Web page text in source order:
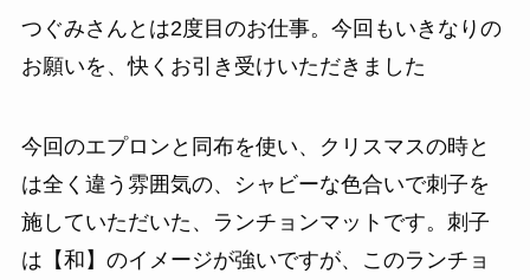
つぐみさんとは2度目のお仕事。今回もいきなりの
お願いを、快くお引き受けいただきました
今回のエプロンと同布を使い、クリスマスの時と
は全く違う雰囲気の、シャビーな色合いで刺子を
施していただいた、ランチョンマットです。刺子
は【和】のイメージが強いですが、このランチョ